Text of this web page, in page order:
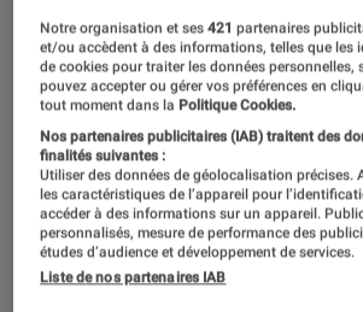
Madame Web: pourquoi le
de Sony pourrait créer la
ACTU
Comics • 13 fév. 2024
Notre organisation et ses421 partenaires
et/ou accèdent à des informations, telles que les
de cookies pour traiter les données personnelles,
pouvez accepter ou gérer vos préférences en
tout moment dans la Politique Cookies.
Nos partenaires publicitaires (IAB) traitent des
finalités suivantes :
Utiliser des données de géolocalisation précises.
les caractéristiques de l’appareil pour
accéder à des informations sur un appareil.
personnalisés, mesure de performance des
études d’audience et développement de services.
Liste de nos partenaires IAB